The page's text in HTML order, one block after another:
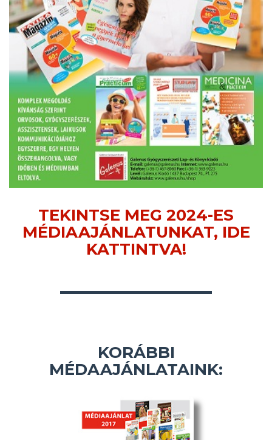
TEKINTSE MEG 2024-ES
MÉDIAAJÁNLATUNKAT, IDE
KATTINTVA!
KORÁBBI
MÉDAAJÁNLATAINK: